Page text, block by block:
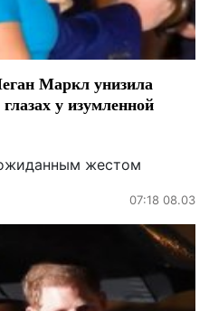
Маркл унизила
у изумленной
жестом
07:18 08.03